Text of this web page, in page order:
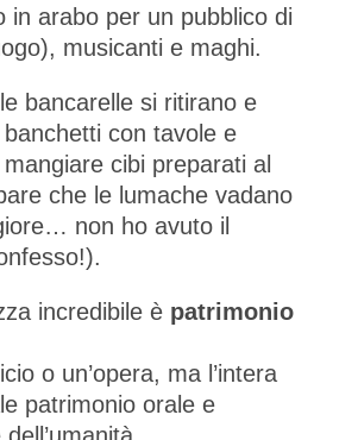
in arabo per un pubblico di
musicanti e maghi.
bancarelle si ritirano e
con tavole e
cibi preparati al
che le lumache vadano
non ho avuto il
incredibile èpatrimonio
o un’opera, ma l’intera
patrimonio orale e